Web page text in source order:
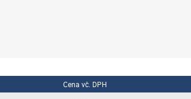
Cena vč. DPH